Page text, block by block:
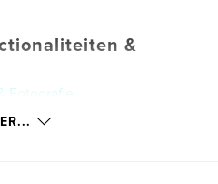
&
Fotografie
staand, 20×25 cm